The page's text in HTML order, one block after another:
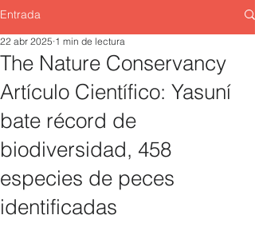
Entrada
The Nature Conservancy
Artículo Científico: Yasuní
bate récord de
biodiversidad, 458
especies de peces
identificadas
22 abr 2025 1 min de lectura